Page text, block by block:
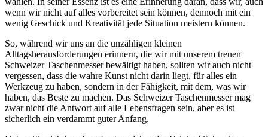
wenn wir nicht auf alles vorbereitet sein können, dennoch mit ein
wenig Geschick und Kreativität jede Situation meistern können.
So, während wir uns an die unzähligen kleinen
Alltagsherausforderungen erinnern, die wir mit unserem treuen
Schweizer Taschenmesser bewältigt haben, sollten wir auch nicht
vergessen, dass die wahre Kunst nicht darin liegt, für alles ein
Werkzeug zu haben, sondern in der Fähigkeit, mit dem, was wir
haben, das Beste zu machen. Das Schweizer Taschenmesser mag
zwar nicht die Antwort auf alle Lebensfragen sein, aber es ist
sicherlich ein verdammt guter Anfang.